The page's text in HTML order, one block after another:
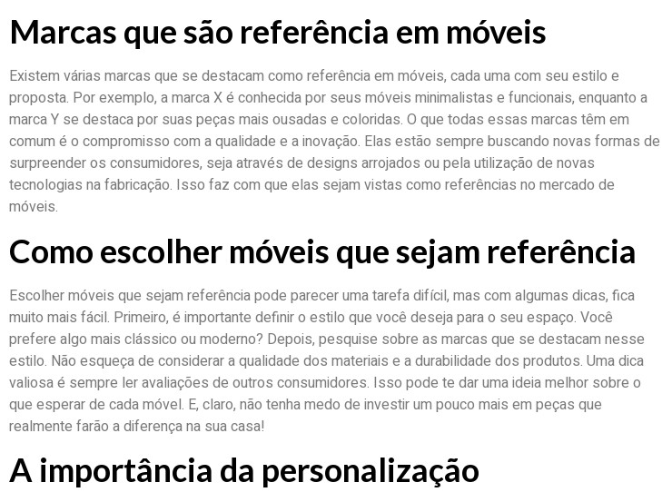
Marcas que são referência em móveis
Existem várias marcas que se destacam como referência em móveis, cada uma com seu estilo e
proposta. Por exemplo, a marca X é conhecida por seus móveis minimalistas e funcionais, enquanto a
marca Y se destaca por suas peças mais ousadas e coloridas. O que todas essas marcas têm em
comum é o compromisso com a qualidade e a inovação. Elas estão sempre buscando novas formas de
surpreender os consumidores, seja através de designs arrojados ou pela utilização de novas
tecnologias na fabricação. Isso faz com que elas sejam vistas como referências no mercado de
móveis.
Como escolher móveis que sejam referência
Escolher móveis que sejam referência pode parecer uma tarefa difícil, mas com algumas dicas, fica
muito mais fácil. Primeiro, é importante definir o estilo que você deseja para o seu espaço. Você
prefere algo mais clássico ou moderno? Depois, pesquise sobre as marcas que se destacam nesse
estilo. Não esqueça de considerar a qualidade dos materiais e a durabilidade dos produtos. Uma dica
valiosa é sempre ler avaliações de outros consumidores. Isso pode te dar uma ideia melhor sobre o
que esperar de cada móvel. E, claro, não tenha medo de investir um pouco mais em peças que
realmente farão a diferença na sua casa!
A importância da personalização